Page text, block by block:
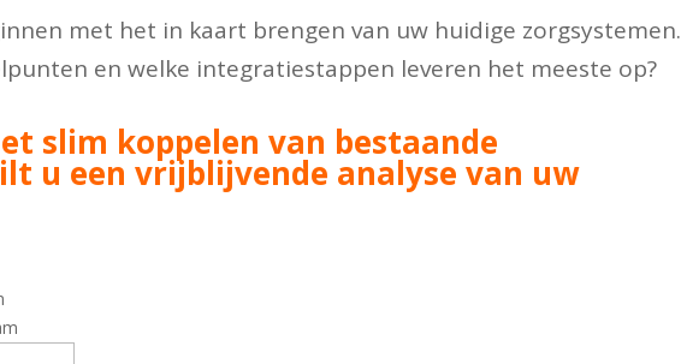
met het in kaart brengen van uw huidige zorgsystemen.
en welke integratiestappen leveren het meeste op?
slim koppelen van bestaande
u een vrijblijvende analyse van uw